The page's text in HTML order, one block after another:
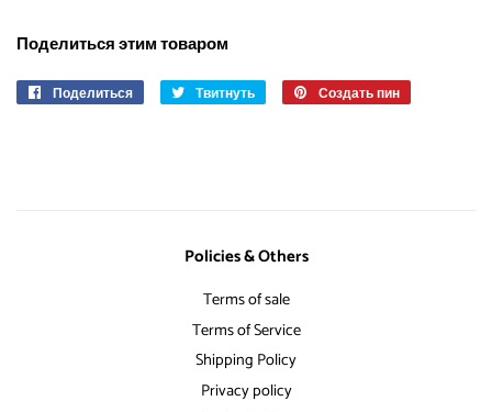
Поделиться этим товаром
Поделиться
ПоделитьсяТвитнуть
ОпубликоватьСоздать пин
Policies & Others
Terms of sale
Terms of Service
Shipping Policy
Privacy policy